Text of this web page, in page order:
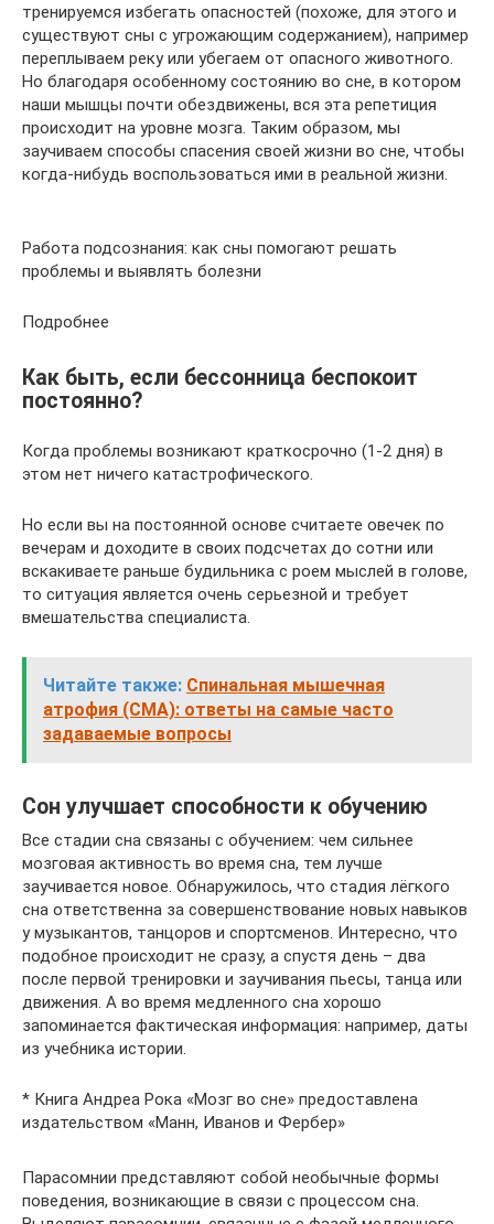
тренируемся избегать опасностей (похоже, для этого и
существуют сны с угрожающим содержанием), например
переплываем реку или убегаем от опасного животного.
Но благодаря особенному состоянию во сне, в котором
наши мышцы почти обездвижены, вся эта репетиция
происходит на уровне мозга. Таким образом, мы
заучиваем способы спасения своей жизни во сне, чтобы
когда-нибудь воспользоваться ими в реальной жизни.
Работа подсознания: как сны помогают решать
проблемы и выявлять болезни
Подробнее
Как быть, если бессонница беспокоит
постоянно?
Когда проблемы возникают краткосрочно (1-2 дня) в
этом нет ничего катастрофического.
Но если вы на постоянной основе считаете овечек по
вечерам и доходите в своих подсчетах до сотни или
вскакиваете раньше будильника с роем мыслей в голове,
то ситуация является очень серьезной и требует
вмешательства специалиста.
Читайте также: Спинальная мышечная
атрофия (СМА): ответы на самые часто
задаваемые вопросы
Сон улучшает способности к обучению
Все стадии сна связаны с обучением: чем сильнее
мозговая активность во время сна, тем лучше
заучивается новое. Обнаружилось, что стадия лёгкого
сна ответственна за совершенствование новых навыков
у музыкантов, танцоров и спортсменов. Интересно, что
подобное происходит не сразу, а спустя день – два
после первой тренировки и заучивания пьесы, танца или
движения. А во время медленного сна хорошо
запоминается фактическая информация: например, даты
из учебника истории.
* Книга Андреа Рока «Мозг во сне» предоставлена
издательством «Манн, Иванов и Фербер»
Парасомнии представляют собой необычные формы
поведения, возникающие в связи с процессом сна.